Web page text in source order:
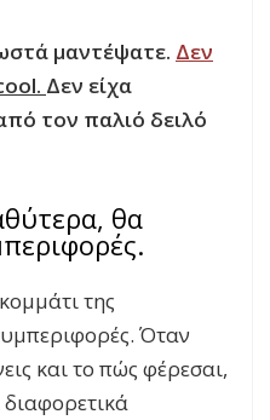
μαντέψατε. Δεν
Δεν είχα
τον παλιό δειλό
θα
της
Όταν
και το πώς φέρεσαι,